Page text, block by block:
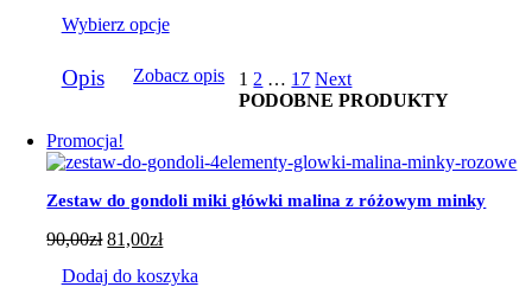
184,00zł
do
165,60zł
Wybierz opcje
produkt
wariantów.
Opcje
wybrać
na
stronie
produktu
Opis Zobacz opis 1 2 … 17 Next
PODOBNE PRODUKTY
Promocja!
Zestaw do gondoli miki główki malina z różowym minky
90,00zł 81,00zł
Dodaj do koszyka